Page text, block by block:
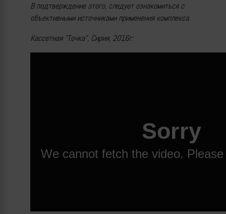
В подтверждение этого, следует ознакомиться с
объективными источниками применения комплекса.
Кассетная "Точка", Сирия, 2016г: